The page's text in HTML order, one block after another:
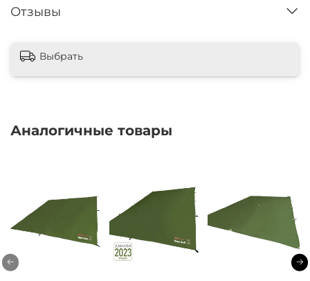
Отзывы
Выбрать
Аналогичные товары